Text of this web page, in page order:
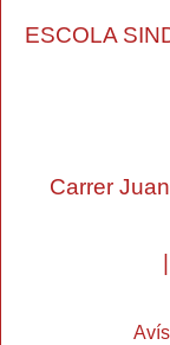
ESCOLA
Carrer